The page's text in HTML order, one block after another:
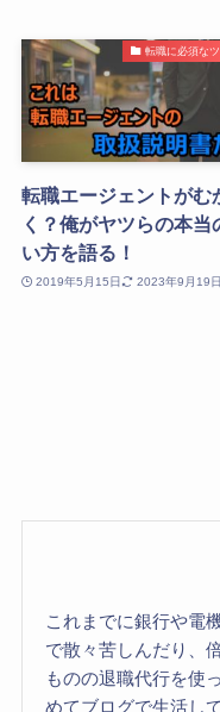
転職に必須な
転職エージェントがむ
く？俺がヤツらの本当
い方を語る！
2019年5月15日 2023年9月19日
これまでに銀行や電
で散々苦しんだり、
ものの退職代行を使
めてブログで生活し